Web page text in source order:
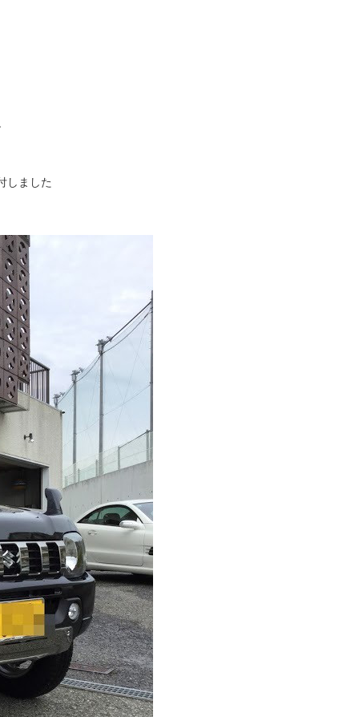
しました